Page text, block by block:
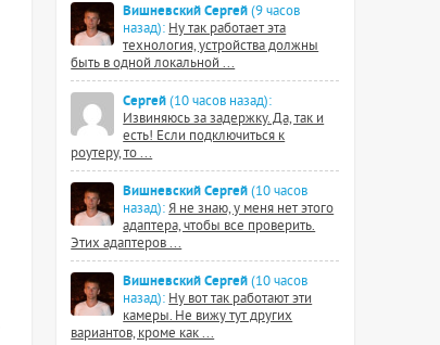
Вишневский Сергей (9 часов
назад): Ну так работает эта
технология, устройства должны
быть в одной локальной ...
Сергей (10 часов назад):
Извиняюсь за задержку. Да, так и
есть! Если подключиться к
роутеру, то ...
Вишневский Сергей (10 часов
назад): Я не знаю, у меня нет этого
адаптера, чтобы все проверить.
Этих адаптеров ...
Вишневский Сергей (10 часов
назад): Ну вот так работают эти
камеры. Не вижу тут других
вариантов, кроме как ...